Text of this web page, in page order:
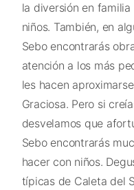
la diversión en
niños. También, en
Sebo encontrarás
atención a los más
les hacen
Graciosa. Pero si
desvelamos que
Sebo encontrarás
hacer con niños.
típicas de Caleta del